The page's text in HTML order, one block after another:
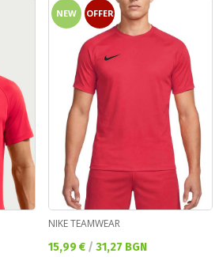
NEW OFFER
NIKE TEAMWEAR
Текуща цена:
15,99 € / 31,27 BGN